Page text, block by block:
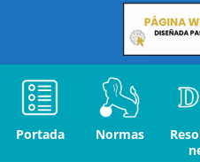
Portada Normas